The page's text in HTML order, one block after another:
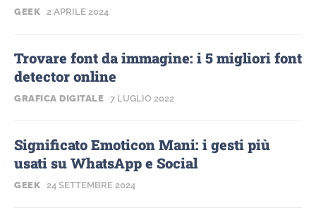
GEEK 2 APRILE 2024
Trovare font da immagine: i 5 migliori font
detector online
GRAFICA DIGITALE 7 LUGLIO 2022
Significato Emoticon Mani: i gesti più
usati su WhatsApp e Social
GEEK 24 SETTEMBRE 2024